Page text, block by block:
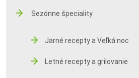
Sezónne špeciality
Jarné recepty a Veľká noc
Letné recepty a grilovanie